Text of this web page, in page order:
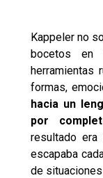
Kappeler no
bocetos en
herramientas
formas,
hacia un
por
resultado era
escapaba
de